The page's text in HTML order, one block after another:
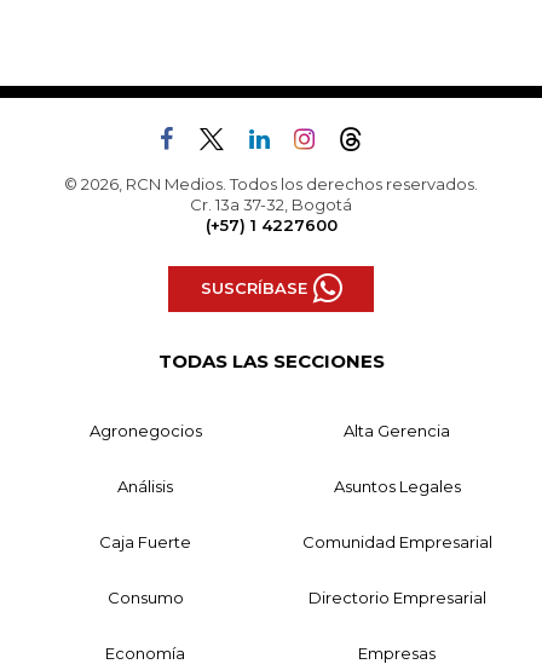
© 2026, RCN Medios. Todos los derechos reservados.
Cr. 13a 37-32, Bogotá
(+57) 1 4227600
SUSCRÍBASE
TODAS LAS SECCIONES
Agronegocios Alta Gerencia
Análisis Asuntos Legales
Caja Fuerte Comunidad Empresarial
Consumo Directorio Empresarial
Economía Empresas